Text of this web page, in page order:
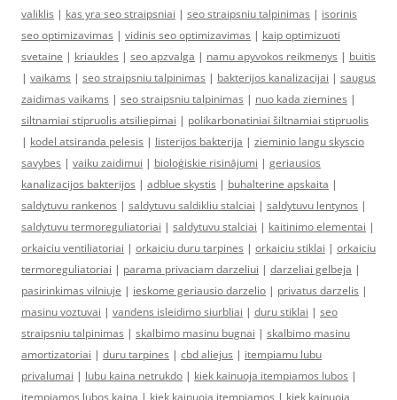
valiklis | kas yra seo straipsniai | seo straipsniu talpinimas | isorinis
seo optimizavimas | vidinis seo optimizavimas | kaip optimizuoti
svetaine | kriaukles | seo apzvalga | namu apyvokos reikmenys | buitis
| vaikams | seo straipsniu talpinimas | bakterijos kanalizacijai | saugus
zaidimas vaikams | seo straipsniu talpinimas | nuo kada ziemines |
siltnamiai stipruolis atsiliepimai | polikarbonatiniai šiltnamiai stipruolis
| kodel atsiranda pelesis | listerijos bakterija | zieminio langu skyscio
savybes | vaiku zaidimui | bioloģiskie risinājumi | geriausios
kanalizacijos bakterijos | adblue skystis | buhalterine apskaita |
saldytuvu rankenos | saldytuvu saldikliu stalciai | saldytuvu lentynos |
saldytuvu termoreguliatoriai | saldytuvu stalciai | kaitinimo elementai |
orkaiciu ventiliatoriai | orkaiciu duru tarpines | orkaiciu stiklai | orkaiciu
termoreguliatoriai | parama privaciam darzeliui | darzeliai gelbeja |
pasirinkimas vilniuje | ieskome geriausio darzelio | privatus darzelis |
masinu voztuvai | vandens isleidimo siurbliai | duru stiklai | seo
straipsniu talpinimas | skalbimo masinu bugnai | skalbimo masinu
amortizatoriai | duru tarpines | cbd aliejus | itempiamu lubu
privalumai | lubu kaina netrukdo | kiek kainuoja itempiamos lubos |
itempiamos lubos kaina | kiek kainuoja itempiamos | kiek kainuoja